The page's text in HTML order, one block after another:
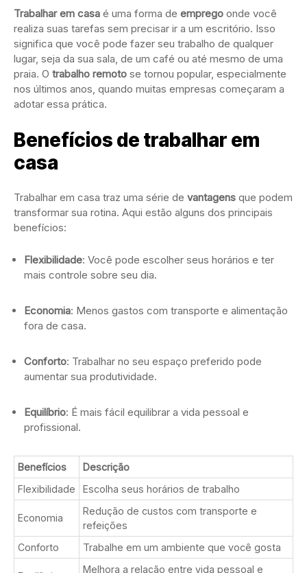
Trabalhar em casa é uma forma de emprego onde você
realiza suas tarefas sem precisar ir a um escritório. Isso
significa que você pode fazer seu trabalho de qualquer
lugar, seja da sua sala, de um café ou até mesmo de uma
praia. O trabalho remoto se tornou popular, especialmente
nos últimos anos, quando muitas empresas começaram a
adotar essa prática.
Benefícios de trabalhar em
casa
Trabalhar em casa traz uma série de vantagens que podem
transformar sua rotina. Aqui estão alguns dos principais
benefícios:
Flexibilidade: Você pode escolher seus horários e ter
mais controle sobre seu dia.
Economia: Menos gastos com transporte e alimentação
fora de casa.
Conforto: Trabalhar no seu espaço preferido pode
aumentar sua produtividade.
Equilíbrio: É mais fácil equilibrar a vida pessoal e
profissional.
Benefícios
Descrição
Flexibilidade
Escolha seus horários de trabalho
Economia
Redução de custos com transporte e
refeições
Conforto
Trabalhe em um ambiente que você gosta
Melhora a relação entre vida pessoal e